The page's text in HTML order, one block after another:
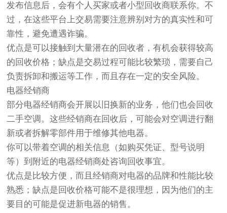
发布信息后，会有个人买家或者小型回收商联系你。不
过，在这些平台上交易需要注意辨别对方的真实性和可
靠性，避免遭遇诈骗。
优点是可以接触到大量潜在的回收者，有机会获得较高
的回收价格；缺点是交易过程可能比较繁琐，需要自己
负责拆卸和搬运等工作，而且存在一定的安全风险。
电器经销商
部分电器经销商会开展以旧换新的业务，他们也会回收
二手空调。这些经销商在回收后，可能会对空调进行翻
新或者拆解零部件用于维修其他电器。
你可以带着空调的相关信息（如购买凭证、型号说明
等）到附近的电器经销商处咨询回收事宜。
优点是比较方便，而且经销商对电器的品牌和性能比较
熟悉；缺点是回收价格可能不是很理想，因为他们的主
要目的可能是促进新电器的销售。